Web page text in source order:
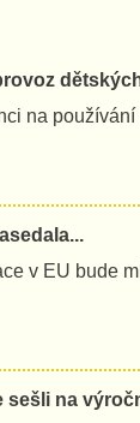
na
v EU bude
sešli na